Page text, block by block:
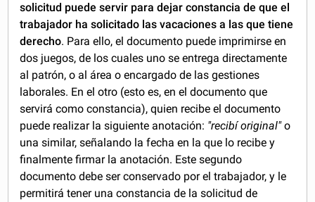
solicitud puede servir para dejar constancia de que el
trabajador ha solicitado las vacaciones a las que tiene
derecho. Para ello, el documento puede imprimirse en
dos juegos, de los cuales uno se entrega directamente
al patrón, o al área o encargado de las gestiones
laborales. En el otro (esto es, en el documento que
servirá como constancia), quien recibe el documento
puede realizar la siguiente anotación: "recibí original"o
una similar, señalando la fecha en la que lo recibe y
finalmente firmar la anotación. Este segundo
documento debe ser conservado por el trabajador, y le
permitirá tener una constancia de la solicitud de